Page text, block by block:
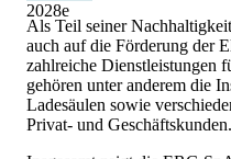
2028e
Als Teil seiner
auch auf die Förderung der
zahlreiche Dienstleistungen
gehören unter anderem die
Ladesäulen sowie
Privat- und Geschäftskunden.